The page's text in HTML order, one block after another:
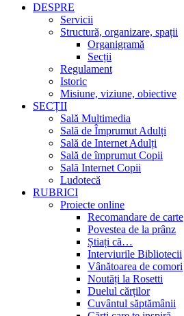
DESPRE
Servicii
Structură, organizare, spații
Organigramă
Secții
Regulament
Istoric
Misiune, viziune, obiective
SECȚII
Sală Multimedia
Sală de Împrumut Adulți
Sală de Internet Adulți
Sală de împrumut Copii
Sală Internet Copii
Ludotecă
RUBRICI
Proiecte online
Recomandare de carte
Povestea de la prânz
Știați că…
Interviurile Bibliotecii
Vânătoarea de comori
Noutăți la Rosetti
Duelul cărților
Cuvântul săptămânii